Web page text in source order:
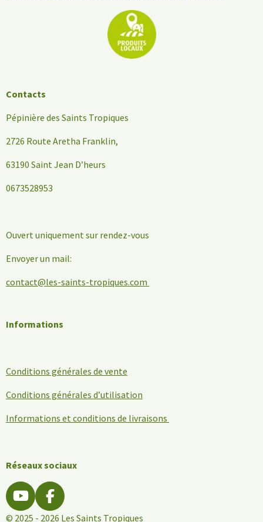
Contacts
Pépinière des Saints Tropiques
2726 Route Aretha Franklin,
63190 Saint Jean D’heurs
0673528953
Ouvert uniquement sur rendez-vous
Envoyer un mail:
contact@les-saints-tropiques.com
Informations
Conditions générales de vente
Conditions générales d’utilisation
Informations et conditions de livraisons
Réseaux sociaux
Y
o
F
a
© 2025 - 2026 Les Saints Tropiques